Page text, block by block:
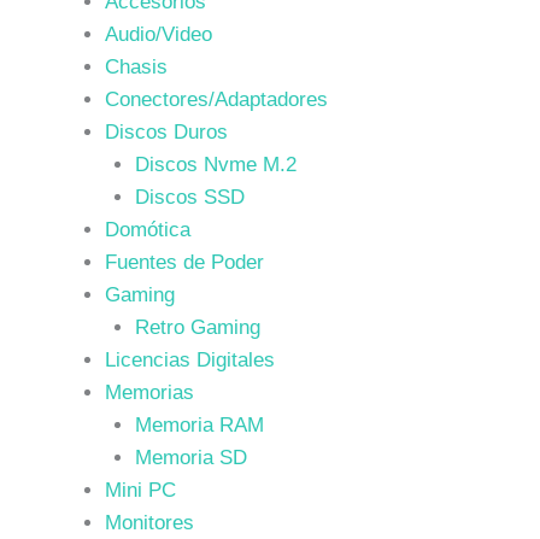
Audio/Video
Chasis
Conectores/Adaptadores
Discos Duros
Discos Nvme M.2
Discos SSD
Domótica
Fuentes de Poder
Gaming
Retro Gaming
Licencias Digitales
Memorias
Memoria RAM
Memoria SD
Mini PC
Monitores